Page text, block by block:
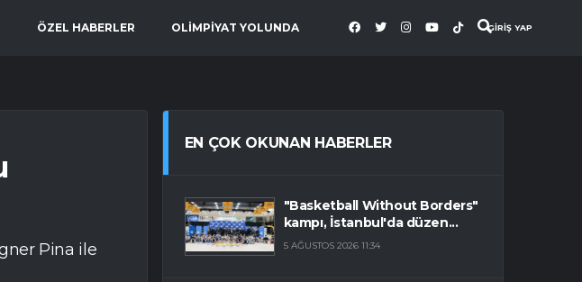
GİRİŞ YAP
ÖZEL HABERLER OLİMPİYAT YOLUNDA
Pina ile
EN ÇOK OKUNAN HABERLER
"Basketball Without Borders"
kampı, İstanbul'da düzen...
5 AĞUSTOS 2026 11:34